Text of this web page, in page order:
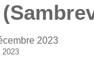
2023
2023